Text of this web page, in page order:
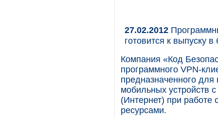
27.02.2012
готовится к выпуску
Компания «Код
программного VPN-
предназначенного для
мобильных устройств
(Интернет) при
ресурсами.